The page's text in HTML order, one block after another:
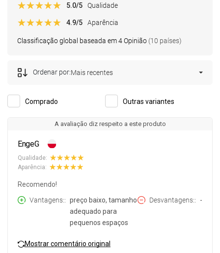
Classificação global baseada em 4 Opinião (10 países)
5.0/5 Qualidade
4.9/5 Aparência
Comprado Outras variantes
Ordenar por:Mais recentes
A avaliação diz respeito a este produto
EngeG
Qualidade:
Aparência:
Recomendo!
Vantagens:
preço baixo, tamanho
adequado para
pequenos espaços
Desvantagens: -
Mostrar comentário original